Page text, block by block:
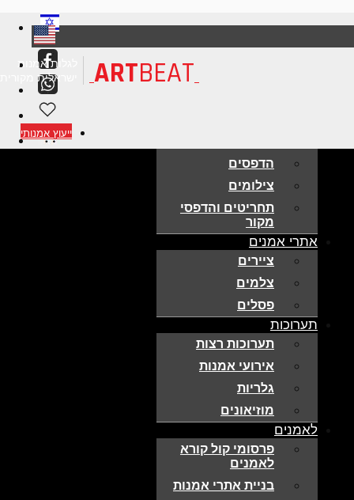
לגלות אמנות
ישראלית מקורית
ARTBEAT
ייעוץ אמנותי
הדפסים
צילומים
תחריטים והדפסי
מקור
אתרי אמנים
ציירים
צלמים
פסלים
תערוכות
תערוכות רצות
אירועי אמנות
גלריות
מוזיאונים
לאמנים
פרסומי קול קורא
לאמנים
בניית אתרי אמנות